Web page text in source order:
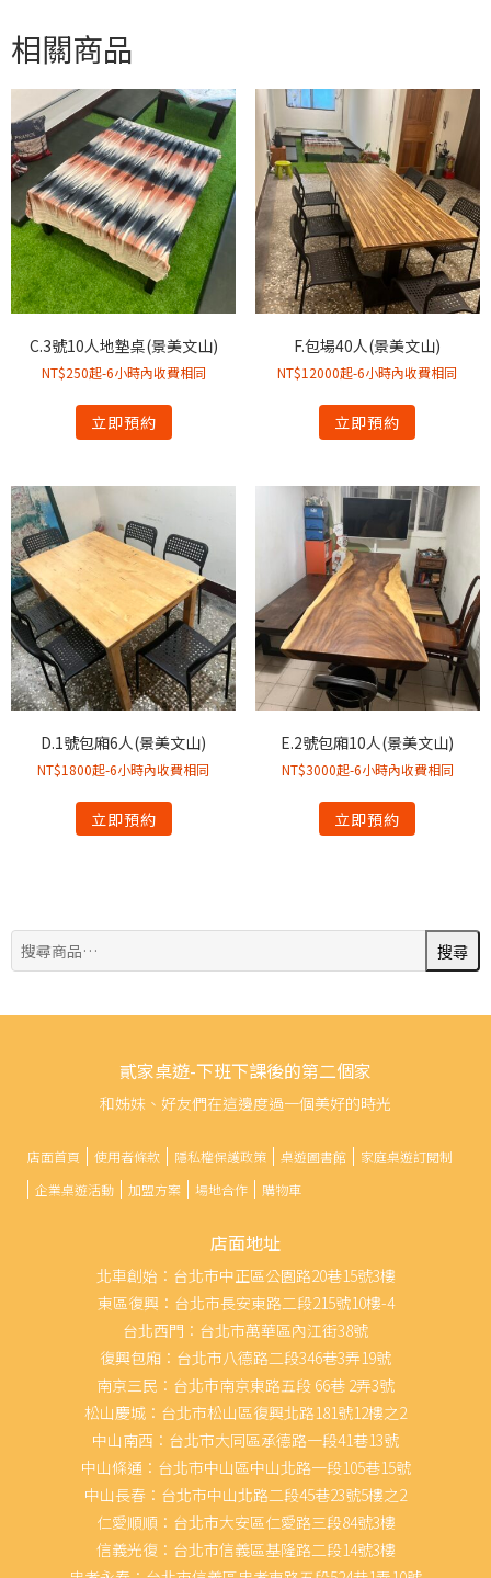
相關商品
C.3號10人地墊桌(景美文山)
NT$250起-6小時內收費相同
立即預約
F.包場40人(景美文山)
NT$12000起-6小時內收費相同
立即預約
D.1號包廂6人(景美文山)
NT$1800起-6小時內收費相同
立即預約
E.2號包廂10人(景美文山)
NT$3000起-6小時內收費相同
立即預約
搜
尋:
搜尋
貳家桌遊-下班下課後的第二個家
和姊妹、好友們在這邊度過一個美好的時光
店面首頁 使用者條款 隱私權保護政策 桌遊圖書館
家庭桌遊訂閱制
企業桌遊活動
加盟方案 場地合作 購物車
店面地址
北車創始：台北市中正區公園路20巷15號3樓
東區復興：台北市長安東路二段215號10樓-4
台北西門：台北市萬華區內江街38號
復興包廂：台北市八德路二段346巷3弄19號
南京三民：台北市南京東路五段 66巷 2弄3號
松山慶城：台北市松山區復興北路181號12樓之2
中山南西：台北市大同區承德路一段41巷13號
中山條通：台北市中山區中山北路一段105巷15號
中山長春：台北市中山北路二段45巷23號5樓之2
仁愛順順：台北市大安區仁愛路三段84號3樓
信義光復：台北市信義區基隆路二段14號3樓